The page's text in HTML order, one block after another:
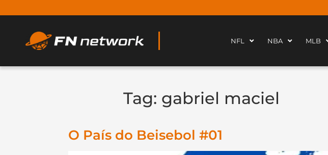
NFL NBA MLB
Tag: gabriel maciel
O País do Beisebol #01